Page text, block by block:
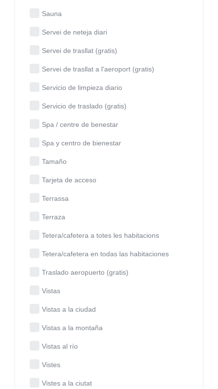
Sauna
Servei de neteja diari
Servei de trasllat (gratis)
Servei de trasllat a l'aeroport (gratis)
Servicio de limpieza diario
Servicio de traslado (gratis)
Spa / centre de benestar
Spa y centro de bienestar
Tamaño
Tarjeta de acceso
Terrassa
Terraza
Tetera/cafetera a totes les habitacions
Tetera/cafetera en todas las habitaciones
Traslado aeropuerto (gratis)
Vistas
Vistas a la ciudad
Vistas a la montaña
Vistas al río
Vistes
Vistes a la ciutat